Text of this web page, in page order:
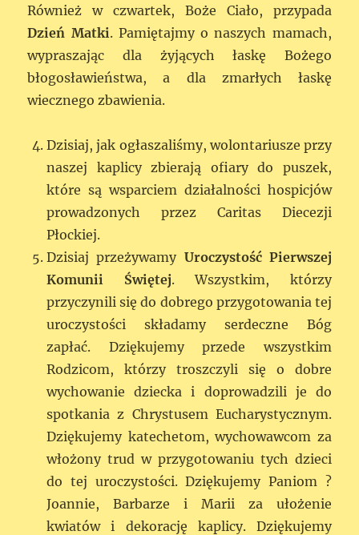
Również w czwartek, Boże Ciało, przypada
Dzień Matki. Pamiętajmy o naszych mamach,
wypraszając dla żyjących łaskę Bożego
błogosławieństwa, a dla zmarłych łaskę
wiecznego zbawienia.
Dzisiaj, jak ogłaszaliśmy, wolontariusze przy
naszej kaplicy zbierają ofiary do puszek,
które są wsparciem działalności hospicjów
prowadzonych przez Caritas Diecezji
Płockiej.
Dzisiaj przeżywamy Uroczystość Pierwszej
Komunii Świętej. Wszystkim, którzy
przyczynili się do dobrego przygotowania tej
uroczystości składamy serdeczne Bóg
zapłać. Dziękujemy przede wszystkim
Rodzicom, którzy troszczyli się o dobre
wychowanie dziecka i doprowadzili je do
spotkania z Chrystusem Eucharystycznym.
Dziękujemy katechetom, wychowawcom za
włożony trud w przygotowaniu tych dzieci
do tej uroczystości. Dziękujemy Paniom ?
Joannie, Barbarze i Marii za ułożenie
kwiatów i dekorację kaplicy. Dziękujemy